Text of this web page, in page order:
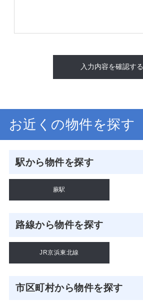
入力内容を確認する
お近くの物件を探す
駅から物件を探す
蕨駅
路線から物件を探す
JR京浜東北線
市区町村から物件を探す